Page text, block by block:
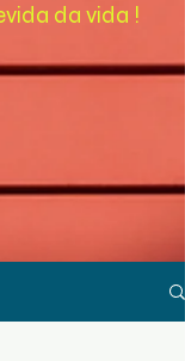
da vida !